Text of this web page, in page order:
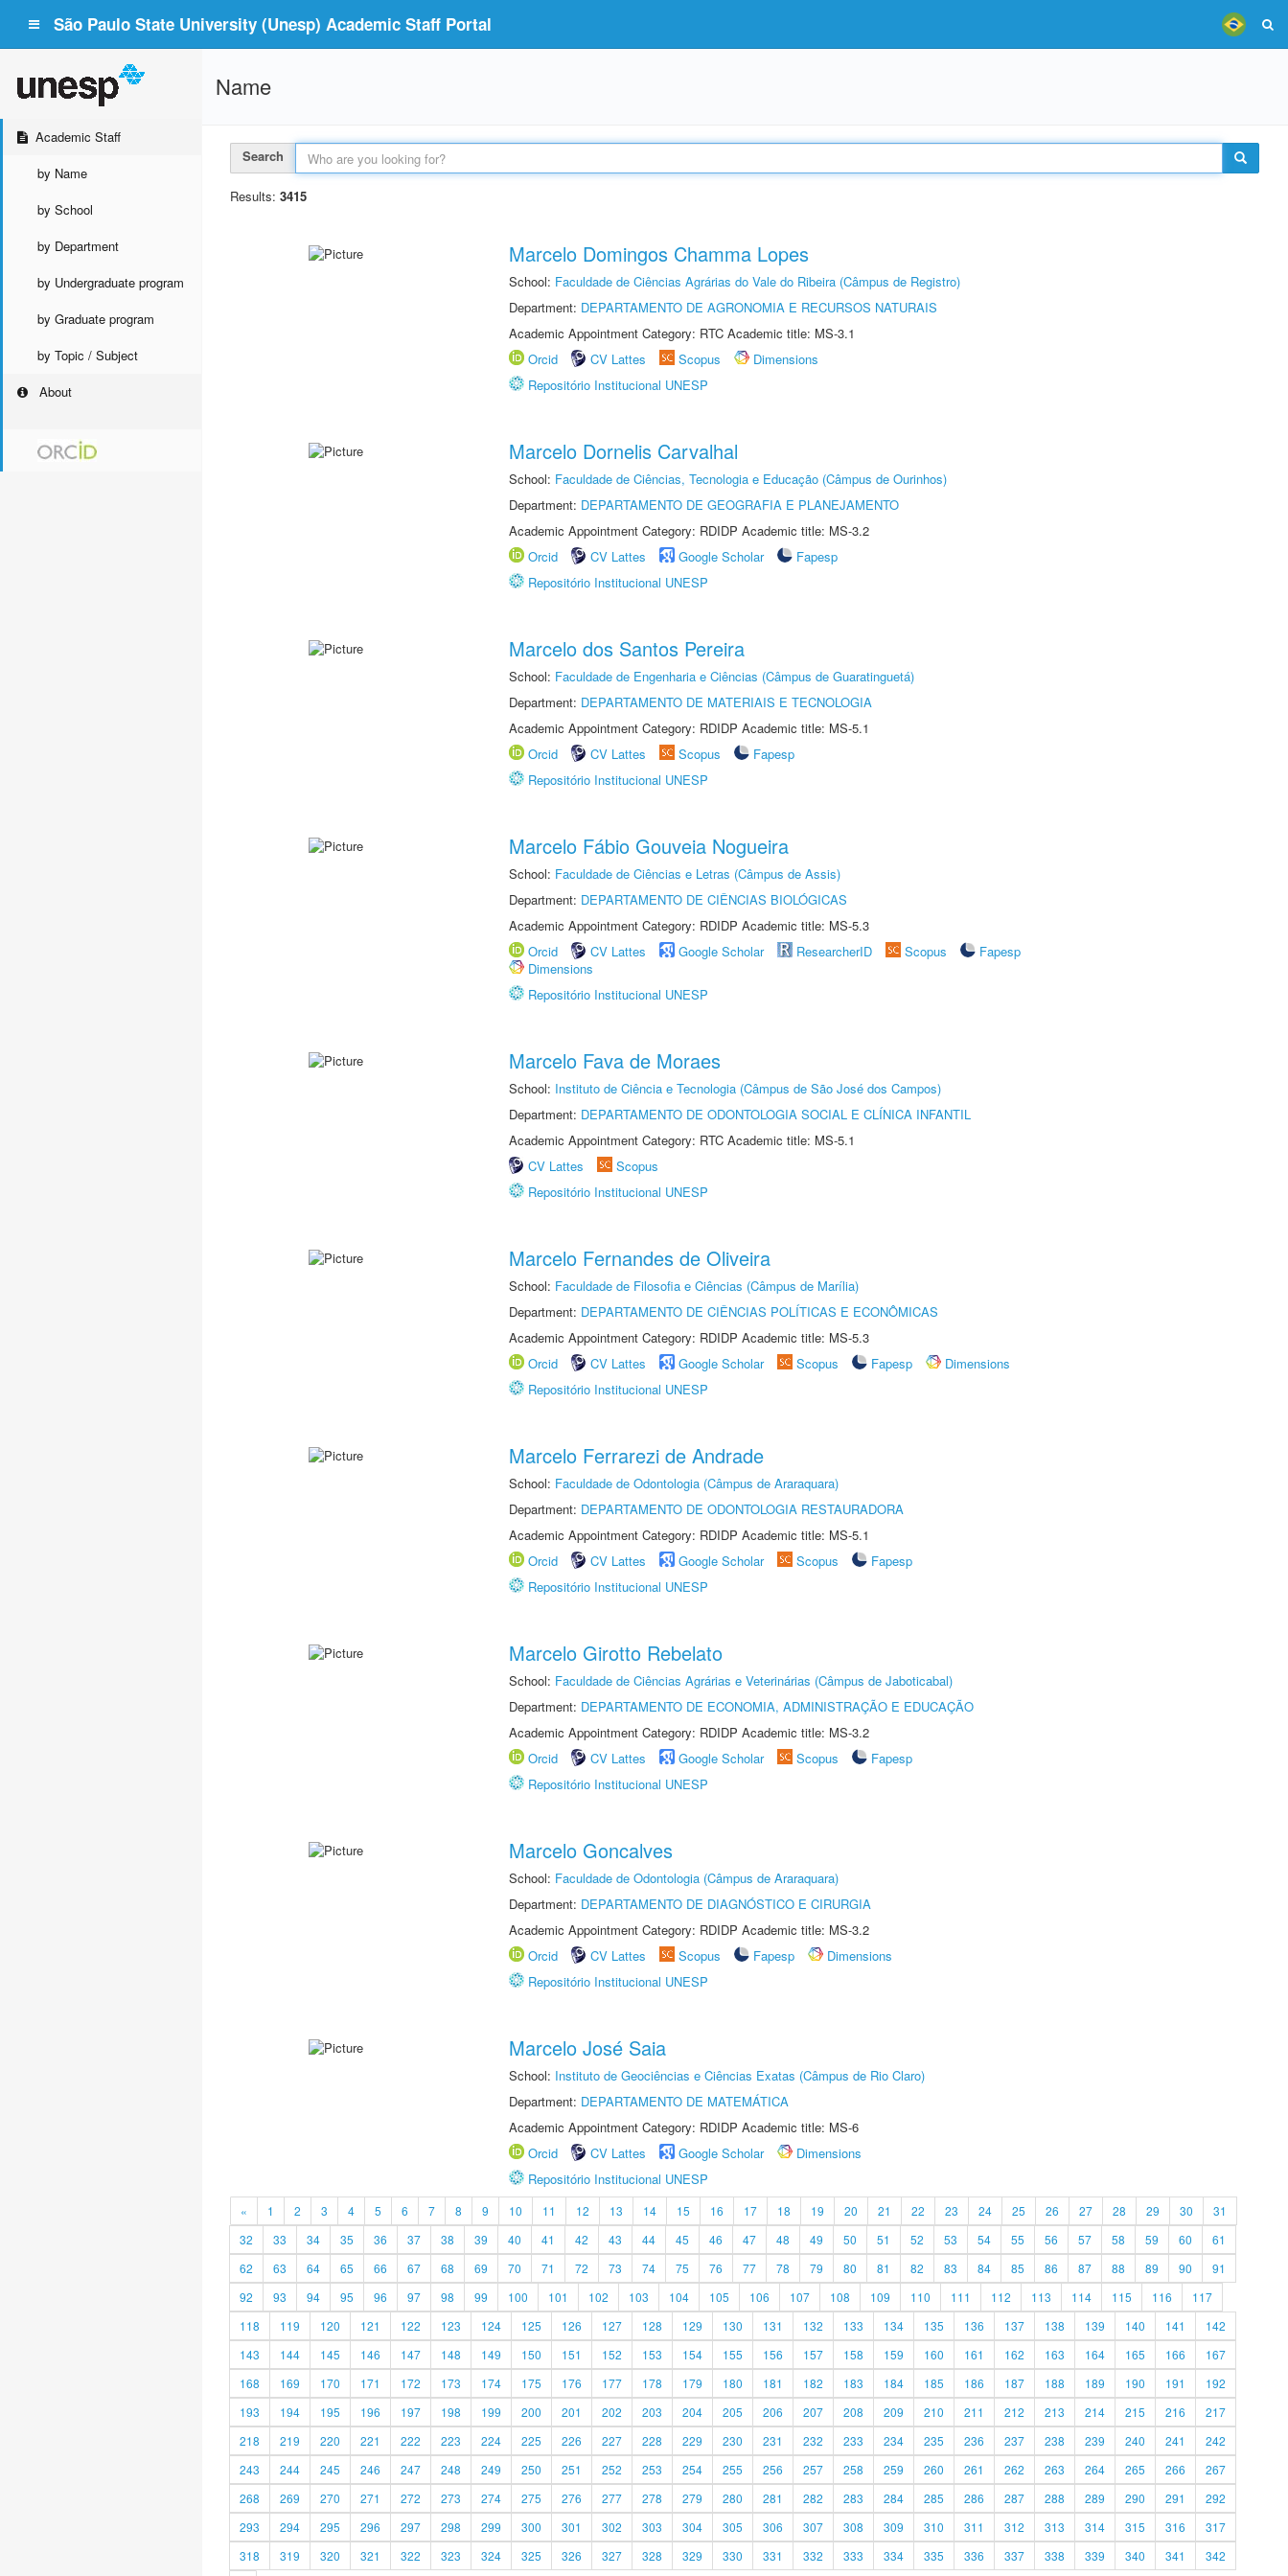
São Paulo State University (Unesp) Academic Staff Portal
Academic Staff
by Name
by School
by Department
by Undergraduate program
by Graduate program
by Topic / Subject
About
Name
Search
Results: 3415
Marcelo Domingos Chamma Lopes
School: Faculdade de Ciências Agrárias do Vale do Ribeira (Câmpus de Registro)
Department: DEPARTAMENTO DE AGRONOMIA E RECURSOS NATURAIS
Academic Appointment Category: RTC Academic title: MS-3.1
Orcid
CV Lattes Scopus
Dimensions
Repositório Institucional UNESP
Marcelo Dornelis Carvalhal
School: Faculdade de Ciências, Tecnologia e Educação (Câmpus de Ourinhos)
Department: DEPARTAMENTO DE GEOGRAFIA E PLANEJAMENTO
Academic Appointment Category: RDIDP Academic title: MS-3.2
Orcid
CV Lattes Google Scholar
Fapesp
Repositório Institucional UNESP
Marcelo dos Santos Pereira
School: Faculdade de Engenharia e Ciências (Câmpus de Guaratinguetá)
Department: DEPARTAMENTO DE MATERIAIS E TECNOLOGIA
Academic Appointment Category: RDIDP Academic title: MS-5.1
Orcid
CV Lattes Scopus
Fapesp
Repositório Institucional UNESP
Marcelo Fábio Gouveia Nogueira
School: Faculdade de Ciências e Letras (Câmpus de Assis)
Department: DEPARTAMENTO DE CIÊNCIAS BIOLÓGICAS
Academic Appointment Category: RDIDP Academic title: MS-5.3
Orcid
CV Lattes Google Scholar ResearcherID Scopus
Fapesp
Dimensions
Repositório Institucional UNESP
Marcelo Fava de Moraes
School: Instituto de Ciência e Tecnologia (Câmpus de São José dos Campos)
Department: DEPARTAMENTO DE ODONTOLOGIA SOCIAL E CLÍNICA INFANTIL
Academic Appointment Category: RTC Academic title: MS-5.1
CV Lattes
Scopus
Repositório Institucional UNESP
Marcelo Fernandes de Oliveira
School: Faculdade de Filosofia e Ciências (Câmpus de Marília)
Department: DEPARTAMENTO DE CIÊNCIAS POLÍTICAS E ECONÔMICAS
Academic Appointment Category: RDIDP Academic title: MS-5.3
Orcid
CV Lattes Google Scholar Scopus Fapesp
Dimensions
Repositório Institucional UNESP
Marcelo Ferrarezi de Andrade
School: Faculdade de Odontologia (Câmpus de Araraquara)
Department: DEPARTAMENTO DE ODONTOLOGIA RESTAURADORA
Academic Appointment Category: RDIDP Academic title: MS-5.1
Orcid
CV Lattes Google Scholar Scopus
Fapesp
Repositório Institucional UNESP
Marcelo Girotto Rebelato
School: Faculdade de Ciências Agrárias e Veterinárias (Câmpus de Jaboticabal)
Department: DEPARTAMENTO DE ECONOMIA, ADMINISTRAÇÃO E EDUCAÇÃO
Academic Appointment Category: RDIDP Academic title: MS-3.2
Orcid
CV Lattes Google Scholar Scopus
Fapesp
Repositório Institucional UNESP
Marcelo Goncalves
School: Faculdade de Odontologia (Câmpus de Araraquara)
Department: DEPARTAMENTO DE DIAGNÓSTICO E CIRURGIA
Academic Appointment Category: RDIDP Academic title: MS-3.2
Orcid
CV Lattes Scopus Fapesp
Dimensions
Repositório Institucional UNESP
Marcelo José Saia
School: Instituto de Geociências e Ciências Exatas (Câmpus de Rio Claro)
Department: DEPARTAMENTO DE MATEMÁTICA
Academic Appointment Category: RDIDP Academic title: MS-6
Orcid
CV Lattes Google Scholar
Dimensions
Repositório Institucional UNESP
« 1 2 3 4 5 6 7 8 9 10 11 12 13 14 15 16 17 18 19 20 21 22 23 24 25 26 27 28 29 30
31
32
33 34 35 36 37 38 39 40 41 42 43 44 45 46 47 48 49 50 51 52 53 54 55 56 57 58 59 60
61
62
63 64 65 66 67 68 69 70 71 72 73 74 75 76 77 78 79 80 81 82 83 84 85 86 87 88 89 90
91
92
93 94 95 96 97 98 99 100 101 102 103 104 105 106 107 108 109 110 111 112 113 114 115 116
117
118
119 120 121 122 123 124 125 126 127 128 129 130 131 132 133 134 135 136 137 138 139 140 141
142
143
144 145 146 147 148 149 150 151 152 153 154 155 156 157 158 159 160 161 162 163 164 165 166
167
168
169 170 171 172 173 174 175 176 177 178 179 180 181 182 183 184 185 186 187 188 189 190 191
192
193
194 195 196 197 198 199 200 201 202 203 204 205 206 207 208 209 210 211 212 213 214 215 216
217
218
219 220 221 222 223 224 225 226 227 228 229 230 231 232 233 234 235 236 237 238 239 240 241
242
243
244 245 246 247 248 249 250 251 252 253 254 255 256 257 258 259 260 261 262 263 264 265 266
267
268
269 270 271 272 273 274 275 276 277 278 279 280 281 282 283 284 285 286 287 288 289 290 291
292
293
294 295 296 297 298 299 300 301 302 303 304 305 306 307 308 309 310 311 312 313 314 315 316
317
318
319 320 321 322 323 324 325 326 327 328 329 330 331 332 333 334 335 336 337 338 339 340 341 342